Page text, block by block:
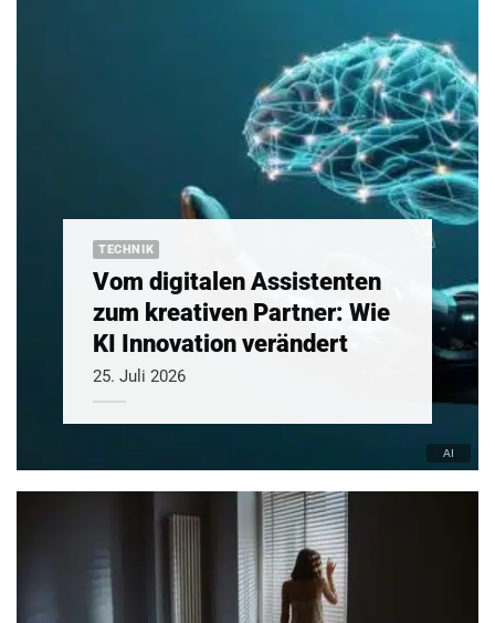
TECHNIK
Vom digitalen Assistenten
zum kreativen Partner: Wie
KI Innovation verändert
25. Juli 2026